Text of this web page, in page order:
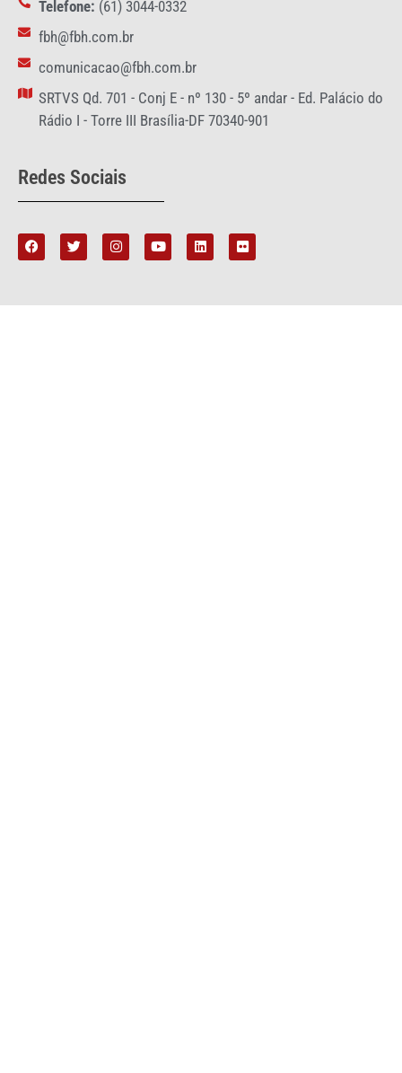
Telefone: (61) 3044-0332
fbh@fbh.com.br
comunicacao@fbh.com.br
SRTVS Qd. 701 - Conj E - nº 130 - 5º andar - Ed. Palácio do
Rádio I - Torre III Brasília-DF 70340-901
Redes Sociais